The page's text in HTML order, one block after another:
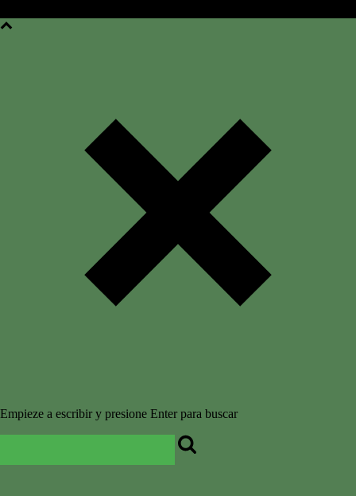
Empieze a escribir y presione Enter para buscar